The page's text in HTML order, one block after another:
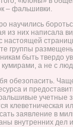
– фальшивки.
научились
из них написала
настоящей
группы
быть твердо
а не с
обезопасить.
и
учетные
клеветническая
заявление в
внутренних дел